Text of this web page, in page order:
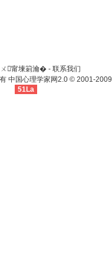
甯堜箣瀹� - 联系我们
中国心理学家网2.0© 2001-2009
51La